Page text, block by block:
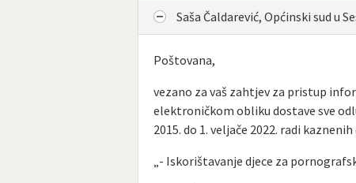
Saša Čaldarević, Općinski sud u
Poštovana,
vezano za vaš zahtjev za pristup
elektroničkom obliku dostave sve
2015. do 1. veljače 2022. radi kaznenih
„- Iskorištavanje djece za